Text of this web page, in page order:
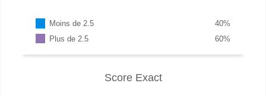
Moins de 2.5 %
40
Plus de 2.5
%
60
Score Exact